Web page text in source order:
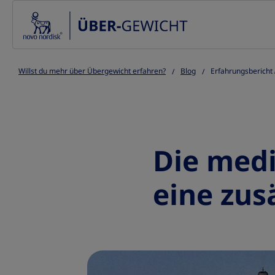
Willst du mehr über Übergewicht erfahren? Blog Erfahrungsbericht
Die
eine